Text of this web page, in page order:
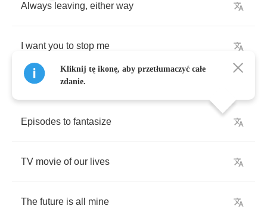
Always leaving, either way
want you to stop me
Episodes to fantasize
TV movie of our lives
The future is all mine
Kliknij tę ikonę, aby przetłumaczyć całe
zdanie.